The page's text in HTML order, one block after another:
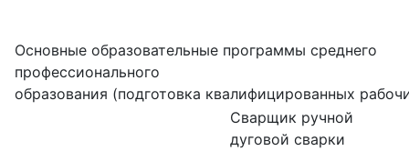
Основные образовательные программы среднего
профессионального
образования (подготовка квалифицированных
Сварщик ручной
дуговой сварки